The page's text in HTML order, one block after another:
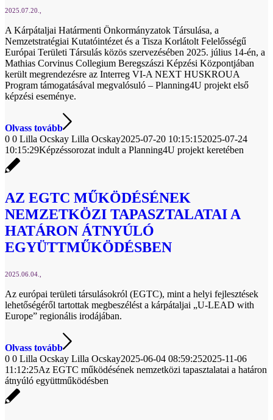
2025.07.20.
A Kárpátaljai Határmenti Önkormányzatok Társulása, a
Nemzetstratégiai Kutatóintézet és a Tisza Korlátolt Felelősségű
Európai Területi Társulás közös szervezésében 2025. július 14-én, a
Mathias Corvinus Collegium Beregszászi Képzési Központjában
került megrendezésre az Interreg VI-A NEXT HUSKROUA
Program támogatásával megvalósuló – Planning4U projekt első
képzési eseménye.
Olvass tovább
0 0 Lilla Ocskay Lilla Ocskay2025-07-20 10:15:152025-07-24
10:15:29Képzéssorozat indult a Planning4U projekt keretében
AZ EGTC MŰKÖDÉSÉNEK
NEMZETKÖZI TAPASZTALATAI A
HATÁRON ÁTNYÚLÓ
EGYÜTTMŰKÖDÉSBEN
2025.06.04.
Az európai területi társulásokról (EGTC), mint a helyi fejlesztések
lehetőségéről tartottak megbeszélést a kárpátaljai „U-LEAD with
Europe” regionális irodájában.
Olvass tovább
0 0 Lilla Ocskay Lilla Ocskay2025-06-04 08:59:252025-11-06
11:12:25Az EGTC működésének nemzetközi tapasztalatai a határon
átnyúló együttműködésben